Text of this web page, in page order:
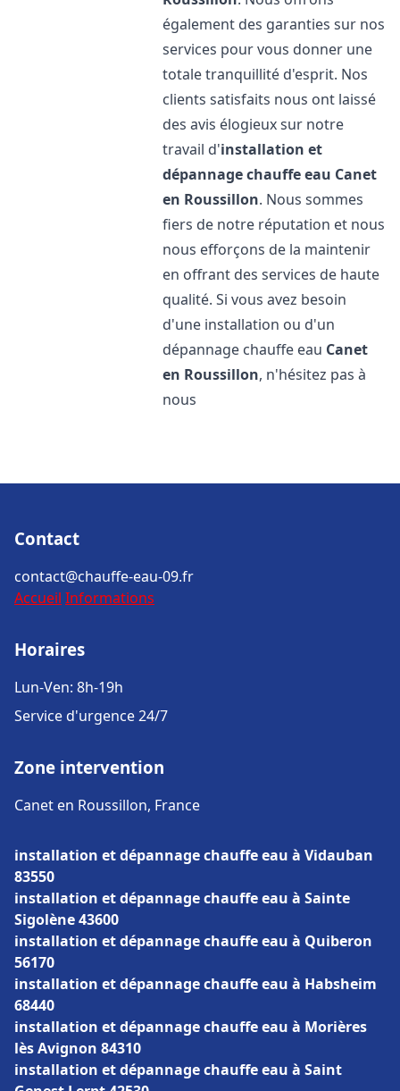
également des garanties sur nos
services pour vous donner une
totale tranquillité d'esprit. Nos
clients satisfaits nous ont laissé
des avis élogieux sur notre
travail d'installation et
dépannage chauffe eau Canet
en Roussillon. Nous sommes
fiers de notre réputation et nous
nous efforçons de la maintenir
en offrant des services de haute
qualité. Si vous avez besoin
d'une installation ou d'un
dépannage chauffe eau Canet
en Roussillon, n'hésitez pas à
nous
Contact
contact@chauffe-eau-09.fr
Accueil Informations
Horaires
Lun-Ven: 8h-19h
Service d'urgence 24/7
Zone intervention
Canet en Roussillon, France
installation et dépannage chauffe eau à Vidauban
83550
installation et dépannage chauffe eau à Sainte
Sigolène 43600
installation et dépannage chauffe eau à Quiberon
56170
installation et dépannage chauffe eau à Habsheim
68440
installation et dépannage chauffe eau à Morières
lès Avignon 84310
installation et dépannage chauffe eau à Saint